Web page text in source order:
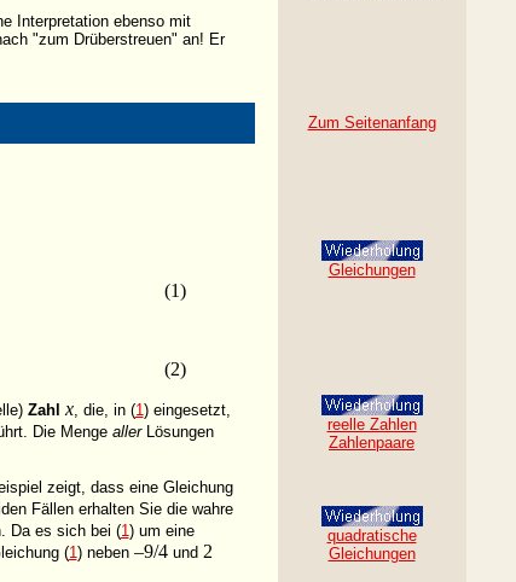
Interpretation ebenso mit
"zum Drüberstreuen" an! Er
Zum Seitenanfang
(1)
Gleichungen
(2)
Zahl x, die, in (1) eingesetzt,
Die Menge allerLösungen
zeigt, dass eine Gleichung
Fällen erhalten Sie die wahre
Da es sich bei (1) um eine
(1) neben –9/4und 2
reelle Zahlen
Zahlenpaare
quadratische
Gleichungen